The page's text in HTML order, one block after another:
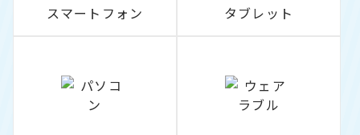
スマートフォン タブレット